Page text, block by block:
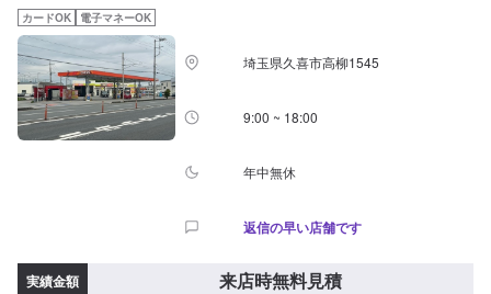
はお気軽にご相談ください。※代車の燃料代はお客様にご負担いただいており
ます。<定休日・営業時間>定休日：なし営業時間：9:00~18:00クレジット・
QR決済などをご希望の方は事前にお申し付けください。
カードOK 電子マネーOK
埼玉県久喜市高柳1545
9:00 ~ 18:00
年中無休
返信の早い店舗です
実績金額 来店時無料見積